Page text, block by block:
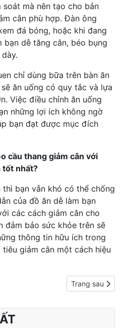
mà nên tạo cho bản
cân phù hợp. Đàn ông
đá bóng, hoặc khi đang
bạn dễ tăng cân, béo bụng
chỉ dùng bữa trên bàn ăn
ăn uống có quy tắc và lựa
Việc điều chỉnh ăn uống
những lợi ích không ngờ
bạn đạt được mục đích
cầu thang giảm cân với
tốt nhất?
thì bạn vẫn khó có thể chống
của đồ ăn dễ làm bạn
các cách giảm cân cho
đảm bảo sức khỏe trên sẽ
thông tin hữu ích trong
giảm cân một cách hiệu
cân tại nhà hiệu quả: cách nào
Next article:
Trang sau